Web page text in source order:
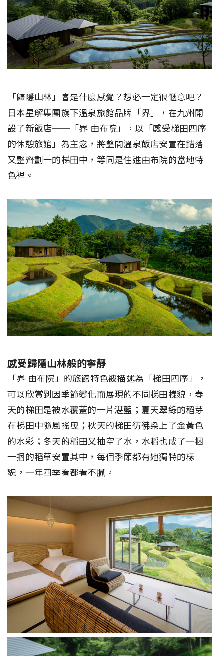
「歸隱山林」會是什麼感覺？想必一定很愜意吧？
日本星解集團旗下溫泉旅館品牌「界」，在九州開
設了新飯店──「界 由布院」，以「感受梯田四序
的休憩旅館」為主念，將整間溫泉飯店安置在錯落
又整齊劃一的梯田中，等同是住進由布院的當地特
色裡。
感受歸隱山林般的寧靜
「界 由布院」的旅館特色被描述為「梯田四序」，
可以欣賞到因季節變化而展現的不同梯田樣貌，春
天的梯田是被水覆蓋的一片湛藍；夏天翠綠的稻芽
在梯田中隨風搖曳；秋天的梯田彷彿染上了金黃色
的水彩；冬天的稻田又抽空了水，水稻也成了一捆
一捆的稻草安置其中，每個季節都有她獨特的樣
貌，一年四季看都看不膩。